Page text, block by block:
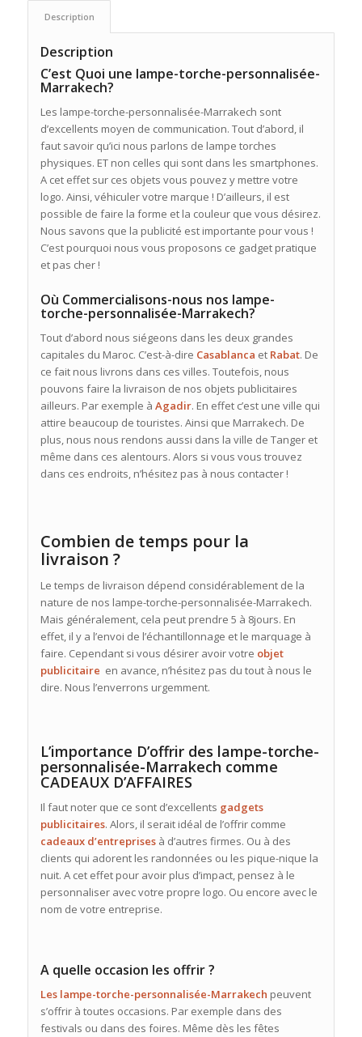
Description
Description
C’est Quoi une lampe-torche-personnalisée-
Marrakech?
Les lampe-torche-personnalisée-Marrakech sont
d’excellents moyen de communication. Tout d’abord, il
faut savoir qu’ici nous parlons de lampe torches
physiques. ET non celles qui sont dans les smartphones.
A cet effet sur ces objets vous pouvez y mettre votre
logo. Ainsi, véhiculer votre marque ! D’ailleurs, il est
possible de faire la forme et la couleur que vous désirez.
Nous savons que la publicité est importante pour vous !
C’est pourquoi nous vous proposons ce gadget pratique
et pas cher !
Où Commercialisons-nous nos lampe-
torche-personnalisée-Marrakech?
Tout d’abord nous siégeons dans les deux grandes
capitales du Maroc. C’est-à-dire Casablanca et Rabat. De
ce fait nous livrons dans ces villes. Toutefois, nous
pouvons faire la livraison de nos objets publicitaires
ailleurs. Par exemple à Agadir. En effet c’est une ville qui
attire beaucoup de touristes. Ainsi que Marrakech. De
plus, nous nous rendons aussi dans la ville de Tanger et
même dans ces alentours. Alors si vous vous trouvez
dans ces endroits, n’hésitez pas à nous contacter !
Combien de temps pour la
livraison ?
Le temps de livraison dépend considérablement de la
nature de nos lampe-torche-personnalisée-Marrakech.
Mais généralement, cela peut prendre 5 à 8jours. En
effet, il y a l’envoi de l’échantillonnage et le marquage à
faire. Cependant si vous désirer avoir votre objet
publicitaire en avance, n’hésitez pas du tout à nous le
dire. Nous l’enverrons urgemment.
L’importance D’offrir des lampe-torche-
personnalisée-Marrakech comme
CADEAUX D’AFFAIRES
Il faut noter que ce sont d’excellents gadgets
publicitaires. Alors, il serait idéal de l’offrir comme
cadeauxd’entreprisesà d’autres firmes. Ou à des
clients qui adorent les randonnées ou les pique-nique la
nuit. A cet effet pour avoir plus d’impact, pensez à le
personnaliser avec votre propre logo. Ou encore avec le
nom de votre entreprise.
A quelle occasion les offrir ?
Les lampe-torche-personnalisée-Marrakech peuvent
s’offrir à toutes occasions. Par exemple dans des
festivals ou dans des foires. Même dès les fêtes